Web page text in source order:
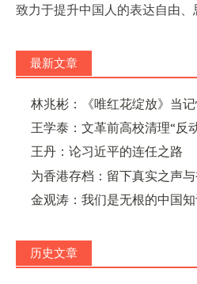
致力于提升中国人的表达自由、
最新文章
林兆彬：《唯红花绽放》当
王学泰：文革前高校清理“反
王丹：论习近平的连任之路
为香港存档：留下真实之声
金观涛：我们是无根的中国
历史文章